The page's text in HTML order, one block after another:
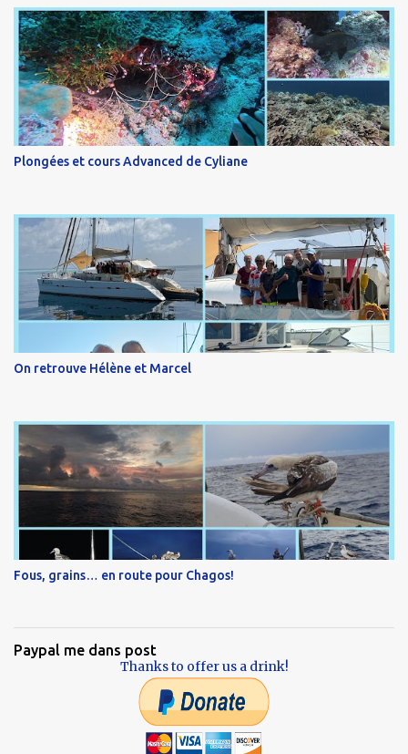
Plongées et cours Advanced de Cyliane
On retrouve Hélène et Marcel
Fous, grains… en route pour Chagos!
Paypal me dans post
Thanks to offer us a drink!